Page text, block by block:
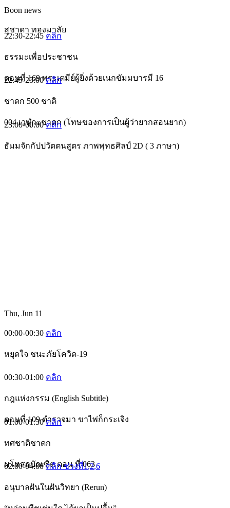
Boon news
สุชาดา ทองมาลัย
22:30-22:45 คลิก
ธรรมะเพื่อประชาชน
ตอนที่ 169 พระเตมีย์ผู้ยิ่งด้วยเนกขัมมบารมี 16
22:45-23:00คลิก
ชาดก 500 ชาติ
004 เวฬุกะชาดก (โทษของการเป็นผู้ว่ายากสอนยาก)
23:00-00:00คลิก
ธัมมจักกัปปวัตตนสูตร ภาพพุทธศิลป์ 2D ( 3 ภาษา)
Thu, Jun 11
00:00-00:30 คลิก
หยุดใจ ชนะภัยโควิด-19
00:30-01:00 คลิก
กฎแห่งกรรม (English Subtitle)
ตอนที่ 109 ตำรวจมา ขาไพ่ก็กระเจิง
01:00-01:30คลิก
ทศชาติชาดก
มโหสถบัณฑิต ตอน ที่ 063
02:00-04:00คลิก ช่วงที่1,2,6
อนุบาลฝันในฝันวิทยา (Rerun)